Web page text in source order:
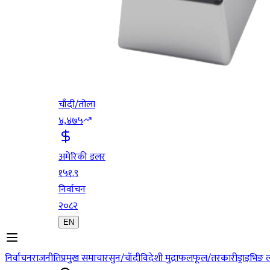
चाँदी/तोला
४,४७५
अमेरिकी डलर
१५१.९
निर्वाचन
२०८२
EN
निर्वाचनराजनीतिप्रमुख समाचारसुन/चाँदीविदेशी मुद्राफलफूल/तरकारी